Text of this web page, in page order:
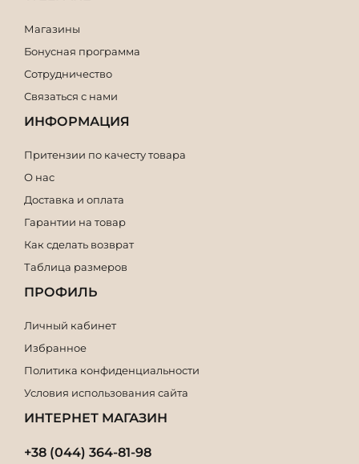
Магазины
Бонусная программа
Сотрудничество
Связаться с нами
ИНФОРМАЦИЯ
Притензии по качесту товара
О нас
Доставка и оплата
Гарантии на товар
Как сделать возврат
Таблица размеров
ПРОФИЛЬ
Личный кабинет
Избранное
Политика конфиденциальности
Условия использования сайта
ИНТЕРНЕТ МАГАЗИН
+38 (044) 364-81-98